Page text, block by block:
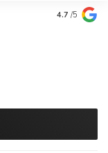
Wij
cadeau
4.7 /5